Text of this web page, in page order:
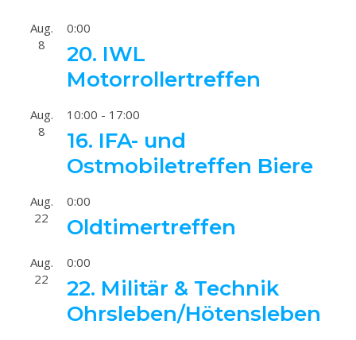
Aug.
8
0:00
20. IWL
Motorrollertreffen
Aug.
8
10:00 - 17:00
16. IFA- und
Ostmobiletreffen Biere
Aug.
22
0:00
Oldtimertreffen
Aug.
22
0:00
22. Militär & Technik
Ohrsleben/Hötensleben